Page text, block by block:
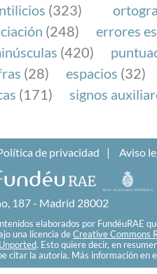
(323)
(248)
errores
(420)
(28) espacios (32)
(171)
signos
de privacidad Aviso
187 - Madrid 28002
elaborados por FundéuRAE
una licencia de Creative Commons
. Esto quiere decir, en
citar la autoría. Más información en